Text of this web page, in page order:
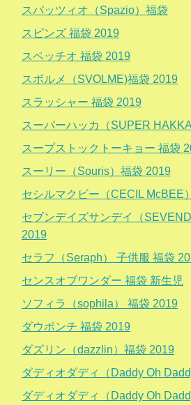
スパッツィオ（Spazio）福袋
スピンズ 福袋 2019
スペッチオ 福袋 2019
スボルメ（SVOLME)福袋 2019
スラッシャー 福袋 2019
スーパーハッカ（SUPER
スープストックトーキョー 福袋
スーリー（Souris）福袋 2019
セシルマクビー（CECIL McBEE
セブンデイズサンデイ（
2019
セラフ（Seraph） 子供服 福袋
センスオブワンダー 福袋 新生児
ソフィラ（sophila） 福袋 2019
ダウポンチ 福袋 2019
ダズリン（dazzlin）福袋 2019
ダディオダディ（Daddy Oh
ダディオダディ（Daddy Oh